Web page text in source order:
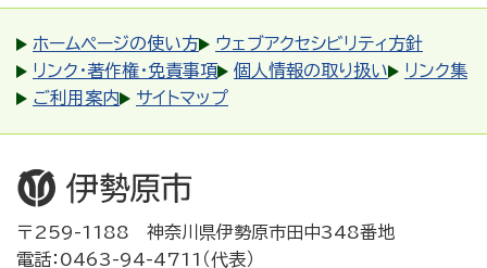
ホームページの使い方
ウェブアクセシビリティ方針
リンク・著作権・免責事項
個人情報の取り扱い
リンク集
ご利用案内
サイトマップ
〒259-1188 神奈川県伊勢原市田中348番地
電話：0463-94-4711（代表）